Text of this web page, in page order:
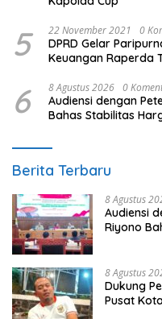
5 22 November 2021 0
DPRD Gelar
Keuangan Raperda
6 8 Agustus 2026 0
Audiensi dengan
Bahas Stabilitas
Berita Terbaru
8 Agustus
Audiensi
Riyono
8 Agustus
Dukung
Pusat